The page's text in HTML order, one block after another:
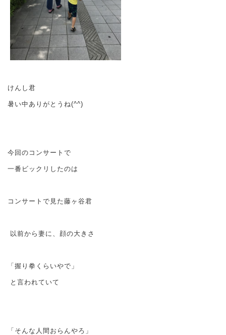
けんし君
暑い中ありがとうね(^^)
今回のコンサートで
一番ビックリしたのは
コンサートで見た藤ヶ谷君
以前から妻に、顔の大きさ
「握り拳くらいやで」
と言われていて
「そんな人間おらんやろ」